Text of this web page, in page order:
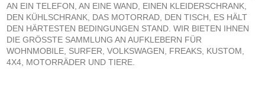
AN EIN TELEFON, AN EINE WAND, EINEN KLEIDERSCHRANK,
DEN KÜHLSCHRANK, DAS MOTORRAD, DEN TISCH, ES HÄLT
DEN HÄRTESTEN BEDINGUNGEN STAND. WIR BIETEN IHNEN
DIE GRÖSSTE SAMMLUNG AN AUFKLEBERN FÜR
WOHNMOBILE, SURFER, VOLKSWAGEN, FREAKS, KUSTOM,
4X4, MOTORRÄDER UND TIERE.